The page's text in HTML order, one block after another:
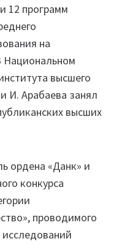
12 программ
на
Национальном
высшего
И. Арабаева занял
высших
ордена «Данк» и
конкурса
проводимого